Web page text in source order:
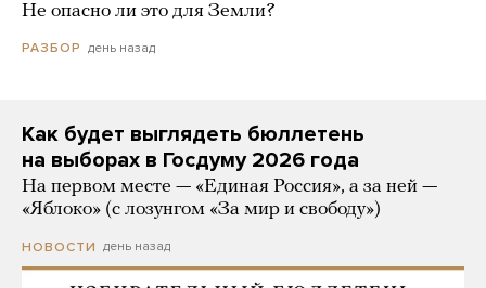
Не опасно ли это для Земли?
РАЗБОР день назад
Как будет выглядеть бюллетень
на выборах в Госдуму 2026 года
На первом месте — «Единая Россия», а за ней —
«Яблоко» (с лозунгом «За мир и свободу»)
НОВОСТИ день назад